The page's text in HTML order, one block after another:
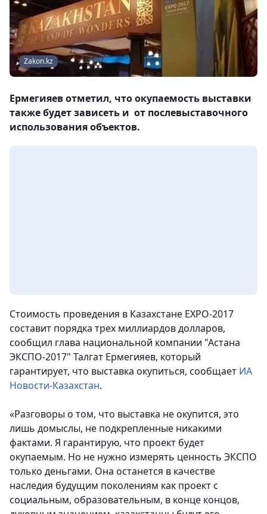
Zakon.kz
Ермегияев отметил, что окупаемость выставки
также будет зависеть и от послевыставочного
использования объектов.
Стоимость проведения в Казахстане EXPO-2017
составит порядка трех миллиардов долларов,
сообщил глава национальной компании "Астана
ЭКСПО-2017" Талгат Ермегияев, который
гарантирует, что выставка окупиться, сообщает ИА
Новости-Казахстан.
«Разговоры о том, что выставка не окупится, это
лишь домыслы, не подкрепленные никакими
фактами. Я гарантирую, что проект будет
окупаемым. Но не нужно измерять ценность ЭКСПО
только деньгами. Она останется в качестве
наследия будущим поколениям как проект с
социальным, образовательным, в конце концов,